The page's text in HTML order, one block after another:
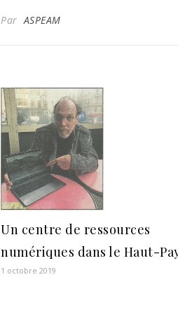
ParASPEAM
Un centre de ressources
numériques dans le Haut-
1 octobre 2019